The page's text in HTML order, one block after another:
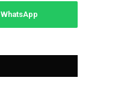
WhatsApp